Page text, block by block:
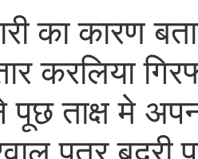
का कारण
करलिया
ताक्ष मे